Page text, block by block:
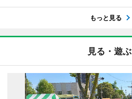
もっと見る
見る・遊ぶ